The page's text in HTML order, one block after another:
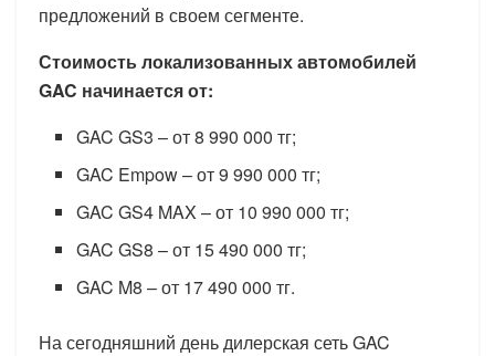
предложений в своем сегменте.
Стоимость локализованных автомобилей
GAC начинается от:
GAC GS3 – от 8 990 000 тг;
GAC Empow – от 9 990 000 тг;
GAC GS4 MAX – от 10 990 000 тг;
GAC GS8 – от 15 490 000 тг;
GAC M8 – от 17 490 000 тг.
На сегодняшний день дилерская сеть GAC